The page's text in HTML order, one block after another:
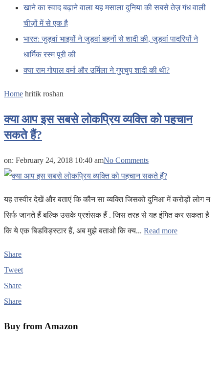
खाने का स्वाद बढ़ाने वाला यह मसाला दुनिया की सबसे तेज़ गंध वाली
चीज़ों में से एक है
भारत: जुड़वां भाइयों ने जुड़वां बहनों से शादी की, जुड़वां पादरियों ने
धार्मिक रस्म पूरी की
क्या राम गोपाल वर्मा और उर्मिला ने गुपचुप शादी की थी?
Home hritik roshan
क्या आप इस सबसे लोकप्रिय व्यक्ति को पहचान
सकते हैं?
on: February 24, 2018 10:40 amNo Comments
यह तस्वीर देखें और बताएं कि कौन सा व्यक्ति जिसको दुनिआ में करोड़ों लोग न
सिर्फ जानते हैं बल्कि उसके प्रशंसक हैं . जिस तरह से यह इंगित कर सकता है
कि ये एक बिडविड्स्टार हैं, अब मुझे बताओ कि क्य... Read more
Share
Tweet
Share
Share
Buy from Amazon